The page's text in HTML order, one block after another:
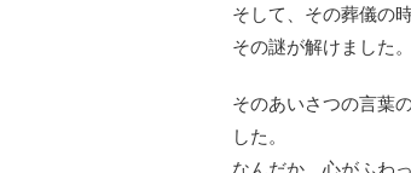
そして、その葬儀の
その謎が解けました。
そのあいさつの言葉
した。
なんだか、心がふわ